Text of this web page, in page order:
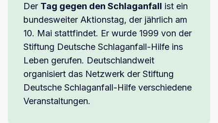
Der Tag gegen den Schlaganfall ist ein
bundesweiter Aktionstag, der jährlich am
10. Mai stattfindet. Er wurde 1999 von der
Stiftung Deutsche Schlaganfall-Hilfe ins
Leben gerufen. Deutschlandweit
organisiert das Netzwerk der Stiftung
Deutsche Schlaganfall-Hilfe verschiedene
Veranstaltungen.